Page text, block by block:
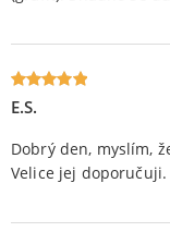
Oceniony
E.S.
Dobrý den, myslím,
Velice jej